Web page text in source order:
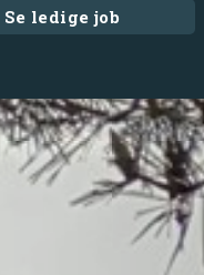
Se ledige job